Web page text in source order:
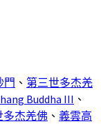
門 、 第三世多杰羌
Buddha III 、
多杰羌佛 、 義雲高